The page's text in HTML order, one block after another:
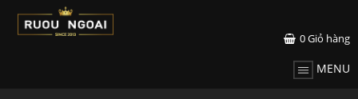
0Giỏ hàng
MENU